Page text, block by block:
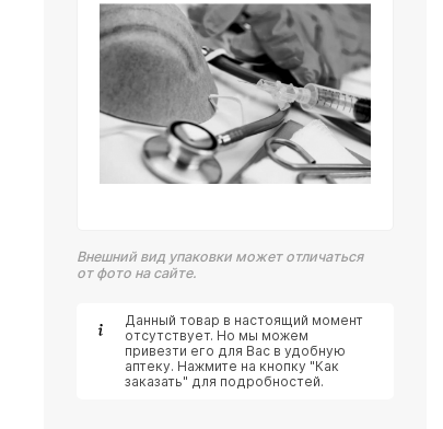
Внешний вид упаковки может отличаться
от фото на сайте.
Данный товар в настоящий момент
отсутствует. Но мы можем
привезти его для Вас в удобную
аптеку. Нажмите на кнопку "Как
заказать" для подробностей.